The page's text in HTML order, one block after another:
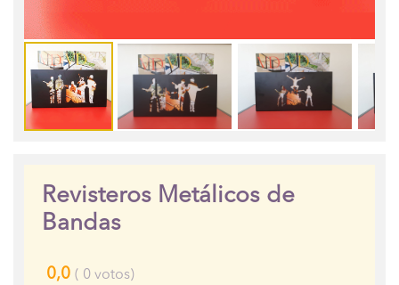
Revisteros Metálicos de
Bandas
0,0 ( 0 votos)